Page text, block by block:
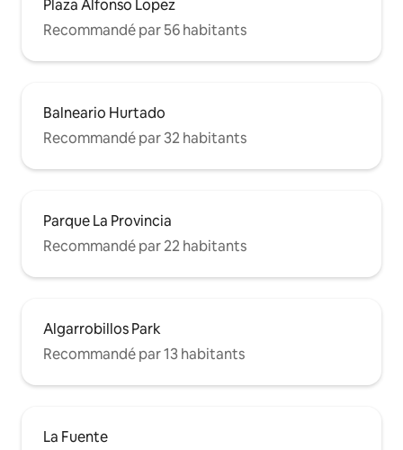
Plaza Alfonso Lopez
Recommandé par 56 habitants
Balneario Hurtado
Recommandé par 32 habitants
Parque La Provincia
Recommandé par 22 habitants
Algarrobillos Park
Recommandé par 13 habitants
La Fuente